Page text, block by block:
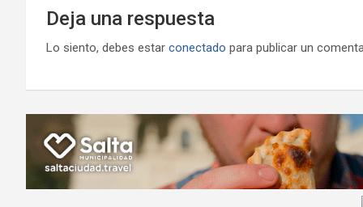
Deja una respuesta
Lo siento, debes estar conectado para publicar un